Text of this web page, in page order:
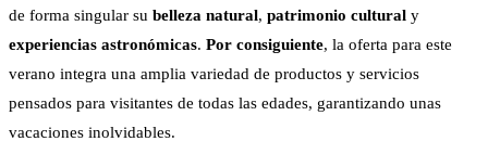
de forma singular su belleza natural, patrimonio cultural y
experiencias astronómicas. Por consiguiente, la oferta para este
verano integra una amplia variedad de productos y servicios
pensados para visitantes de todas las edades, garantizando unas
vacaciones inolvidables.